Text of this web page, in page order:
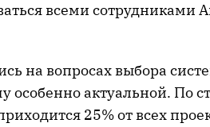
всеми сотрудниками
на вопросах выбора
особенно актуальной. По
25% от всех